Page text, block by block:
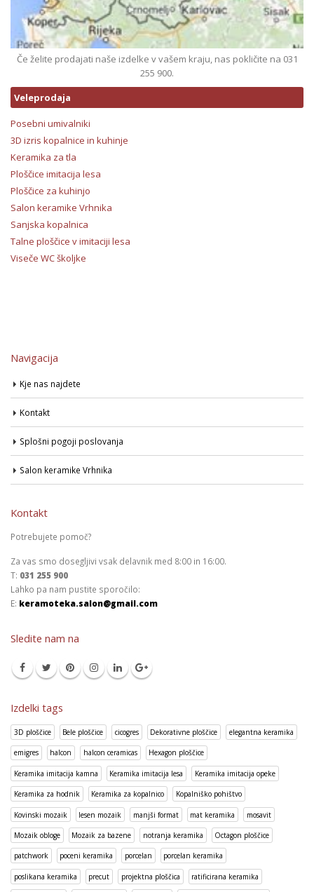
Če želite prodajati naše izdelke v vašem kraju, nas pokličite na 031
255 900.
Veleprodaja
Posebni umivalniki
3D izris kopalnice in kuhinje
Keramika za tla
Ploščice imitacija lesa
Ploščice za kuhinjo
Salon keramike Vrhnika
Sanjska kopalnica
Talne ploščice v imitaciji lesa
Viseče WC školjke
Navigacija
Kje nas najdete
Kontakt
Splošni pogoji poslovanja
Salon keramike Vrhnika
Kontakt
Potrebujete pomoč?
Za vas smo dosegljivi vsak delavnik med 8:00 in 16:00.
T: 031 255 900
Lahko pa nam pustite sporočilo:
E: keramoteka.salon@gmail.com
Sledite nam na
Izdelki tags
3D ploščice Bele ploščice cicogres Dekorativne ploščice elegantna keramika
emigres halcon halcon ceramicas Hexagon ploščice
Keramika imitacija kamna Keramika imitacija lesa Keramika imitacija opeke
Keramika za hodnik Keramika za kopalnico Kopalniško pohištvo
Kovinski mozaik lesen mozaik manjši format mat keramika mosavit
Mozaik obloge Mozaik za bazene notranja keramika Octagon ploščice
patchwork poceni keramika porcelan porcelan keramika
poslikana keramika precut projektna ploščica ratificirana keramika